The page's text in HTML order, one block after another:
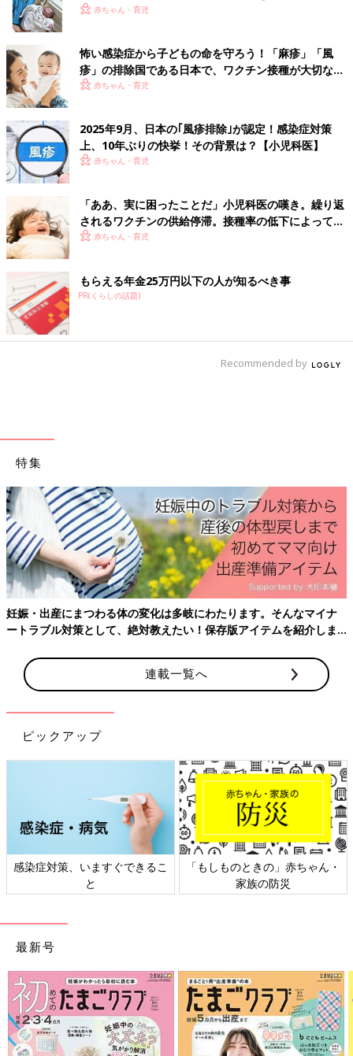
の現在と未来
赤ちゃん・育児
怖い感染症から子どもの命を守ろう！「麻疹」「風
疹」の排除国である日本で、ワクチン接種が大切な理
由とは？【小児科医】
赤ちゃん・育児
2025年9月、日本の｢風疹排除｣が認定！感染症対策
上、10年ぶりの快挙！その背景は？【小児科医】
赤ちゃん・育児
「ああ、実に困ったことだ」小児科医の嘆き。繰り返
されるワクチンの供給停滞。接種率の低下によって心
配されること【小児科医】
赤ちゃん・育児
もらえる年金25万円以下の人が知るべき事
PR(くらしの話題)
Recommended by
特集
妊娠・出産にまつわる体の変化は多岐にわたります。そんなマイナ
ートラブル対策として、絶対教えたい！保存版アイテムを紹介しま
連載一覧へ
ピックアップ
感染症対策、いますぐできるこ
と
「もしものときの」赤ちゃん・
家族の防災
最新号